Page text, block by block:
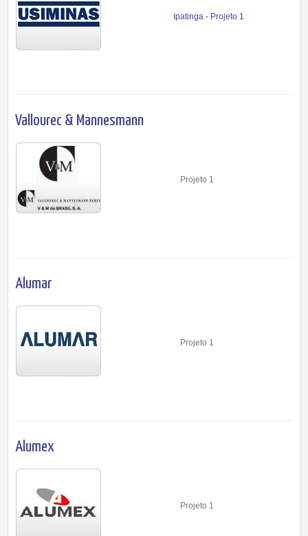
Ipatinga - Projeto 1
Vallourec & Mannesmann
Projeto 1
Alumar
Projeto 1
Alumex
Projeto 1